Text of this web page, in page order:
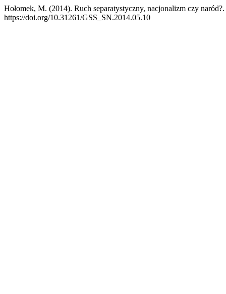
Hołomek, M. (2014). Ruch separatystyczny, nacjonalizm czy naród?.
https://doi.org/10.31261/GSS_SN.2014.05.10